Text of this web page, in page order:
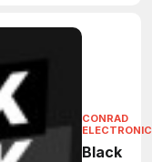
CONRAD
ELECTRONIC
Black